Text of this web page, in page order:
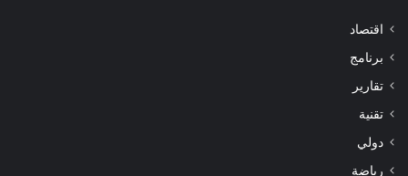
اقتصاد
برنامج
تقارير
تقنية
دولي
رياضة